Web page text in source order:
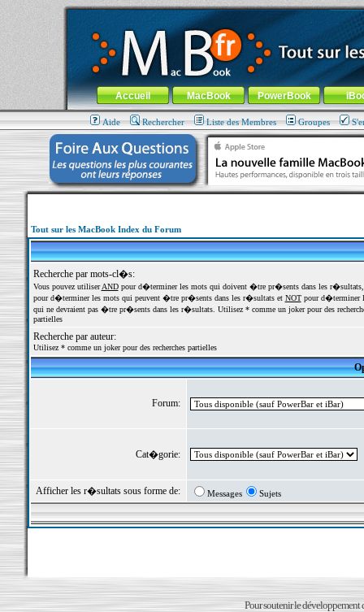
MacBook-fr.com : 100% Apple... 100% nomade !
Aller au contenu-Aller au menu général-Aller au menu de
Menu général
Accueil MacBook PowerBook
Aide Rechercher Liste des Membres Groupes
Tout sur les MacBook Index du Forum
Recherche par mots-cl�s:
Vous pouvez utiliserANDpour d�terminer les mots qui doivent �tre pr�sents dans les
pour d�terminer les mots qui peuvent �tre pr�sents dans les r�sultats et NOTpour d�terminer
qui ne devraient pas �tre pr�sents dans les r�sultats. Utilisez * comme un joker pour des
partielles
Recherche par auteur:
Utilisez * comme un joker pour des recherches partielles
Forum:
Cat�gorie:
Afficher les r�sultats sous forme de: Messages Sujets
Pour soutenir le développement